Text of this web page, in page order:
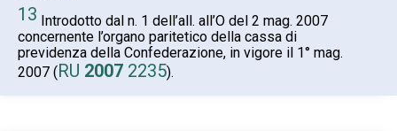
13 Introdotto dal n. 1 dell’all. all’O del 2 mag. 2007
concernente l’organo paritetico della cassa di
previdenza della Confederazione, in vigore il 1° mag.
2007 (RU 2007 2235).